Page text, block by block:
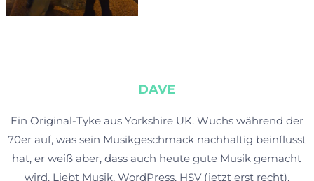
DAVE
Ein Original-Tyke aus Yorkshire UK. Wuchs während der
70er auf, was sein Musikgeschmack nachhaltig beinflusst
hat, er weiß aber, dass auch heute gute Musik gemacht
wird. Liebt Musik, WordPress, HSV (jetzt erst recht),